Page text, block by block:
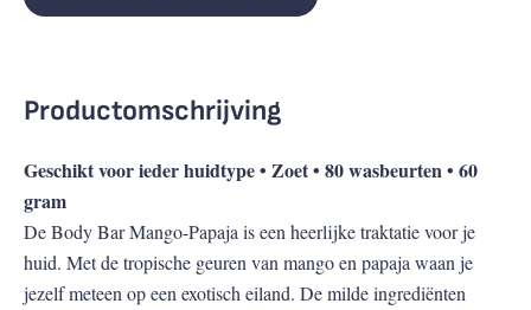
Productomschrijving
Geschikt voor ieder huidtype • Zoet • 80 wasbeurten • 60
gram
De Body Bar Mango-Papaja is een heerlijke traktatie voor je
huid. Met de tropische geuren van mango en papaja waan je
jezelf meteen op een exotisch eiland. De milde ingrediënten